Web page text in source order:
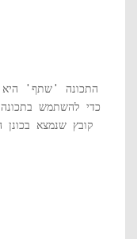
התכונה 'שתף' היא
קובץ שנמצא